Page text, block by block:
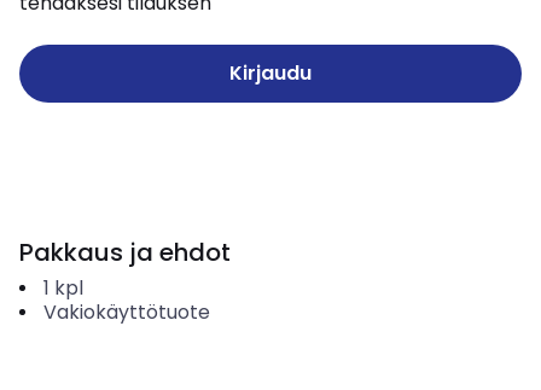
Kirjaudu
Pakkaus ja ehdot
1 kpl
Vakiokäyttötuote